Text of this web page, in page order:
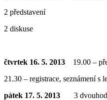
2 představení
2 diskuse
čtvrtek 16. 5. 2013 19.00 –
21.30 – registrace, seznámení s
pátek 17. 5. 2013 3